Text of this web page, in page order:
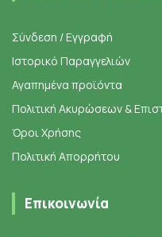
Σύνδεση / Εγγραφή
Ιστορικό Παραγγελιών
Αγαπημένα προϊόντα
Πολιτική Ακυρώσεων &
Όροι Χρήσης
Πολιτική Απορρήτου
Επικοινωνία